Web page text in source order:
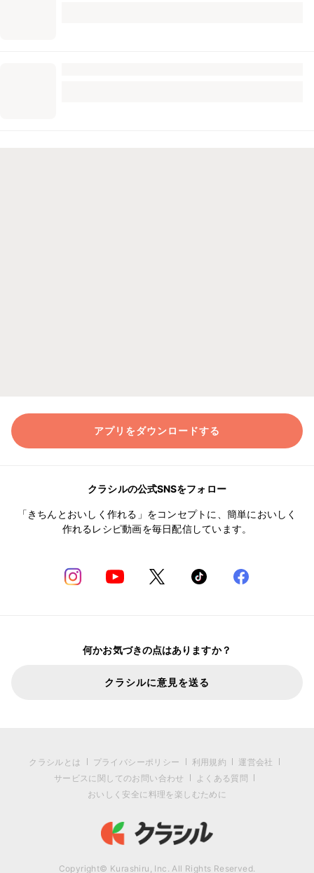
アプリをダウンロードする
クラシルの公式SNSをフォロー
「きちんとおいしく作れる」をコンセプトに、簡単においしく
作れるレシピ動画を毎日配信しています。
何かお気づきの点はありますか？
クラシルに意見を送る
クラシルとは プライバシーポリシー 利用規約
運営会社
サービスに関してのお問い合わせ
よくある質問
おいしく安全に料理を楽しむために
Copyright© Kurashiru, Inc. All Rights Reserved.